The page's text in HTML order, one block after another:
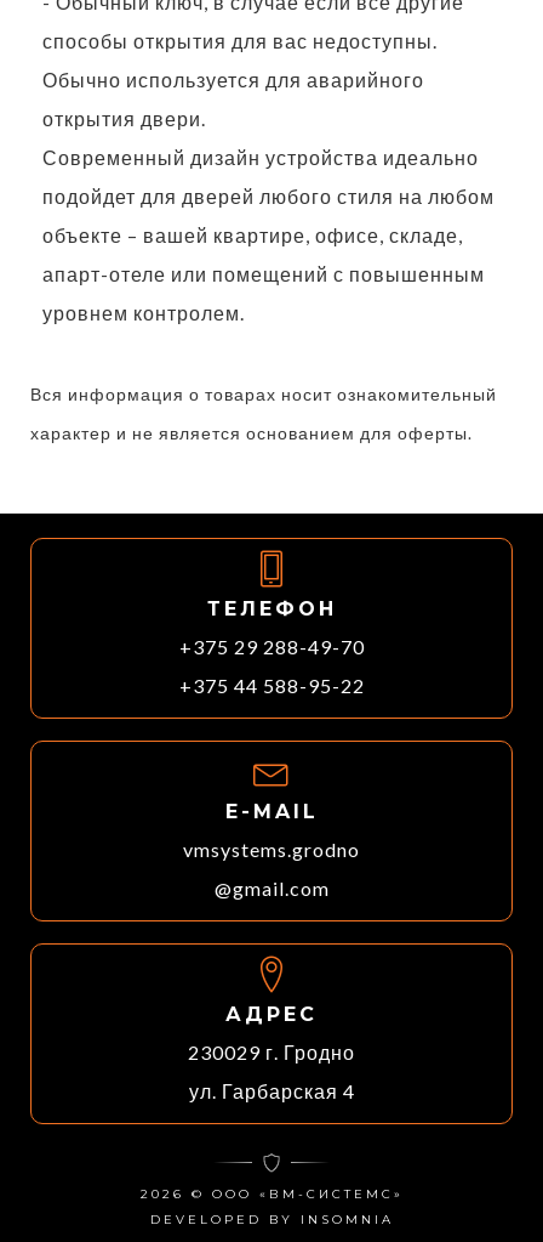
способы открытия для вас недоступны.
Обычно используется для аварийного
открытия двери.
Современный дизайн устройства идеально
подойдет для дверей любого стиля на любом
объекте – вашей квартире, офисе, складе,
апарт-отеле или помещений с повышенным
уровнем контролем.
Вся информация о товарах носит ознакомительный
характер и не является основанием для оферты.
ТЕЛЕФОН
+375 29 288-49-70
+375 44 588-95-22
E-MAIL
vmsystems.grodno
@gmail.com
АДРЕС
230029 г. Гродно
ул. Гарбарская 4
2026 © OOO «ВМ-СИСТЕМС»
DEVELOPED BY INSOMNIA